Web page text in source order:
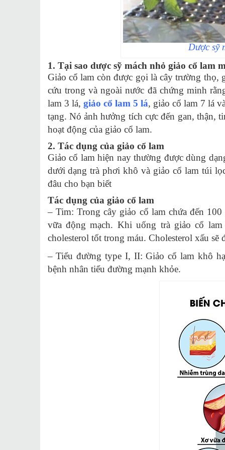
Dược sỹ
1. Tại sao dược sỹ mách nhỏ giảo cổ lam
Giảo cổ lam còn được gọi là cây trường thọ,
cứu trong và ngoài nước đã chứng minh
lam 3 lá, giảo cổ lam 5 lá, giảo cổ lam 7 lá
tạng. Nó ảnh hưởng tích cực đến gan, thận,
hoạt động của giảo cổ lam.
2. Tác dụng của giảo cổ lam
Giảo cổ lam hiện nay thường được dùng
dưới dạng trà phơi khô và giảo cổ lam túi
đâu cho bạn biết
Tác dụng của giảo cổ lam
– Tim: Trong cây giảo cổ lam chứa đến
vữa động mạch. Khi uống trà giảo cổ lam
cholesterol tốt trong máu. Cholesterol xấu
– Tiểu đường type I, II: Giảo cổ lam khô
bệnh nhân tiểu đường mạnh khỏe.